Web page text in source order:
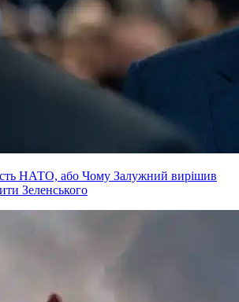
НАТО, або Чому Залужний вирішив
Зеленського